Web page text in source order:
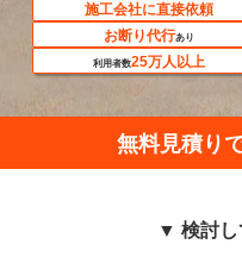
施工会社に直接依頼
お断り代行あり
利用者数25万人以上
無料見積り
▼ 検討し